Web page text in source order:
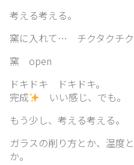
想
い
ガ
ラ
紹
考える考える。
窯に入れて… チクタクチク
窯 open
ドキドキ ドキドキ。
完成
いい感じ、でも。
もう少し、考える考える。
ガラスの削り方とか、温度
か。